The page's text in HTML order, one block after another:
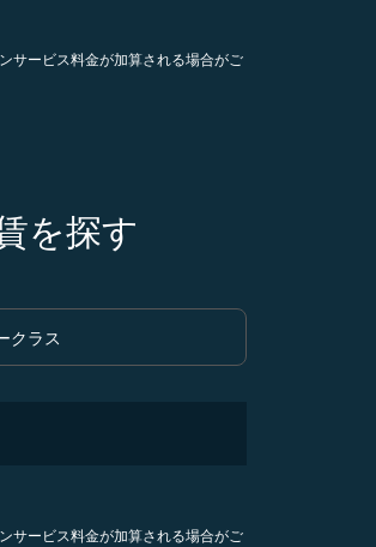
サービス料金が加算される場合がご
を探す
エコノミークラス Selected
クラス
サービス料金が加算される場合がご